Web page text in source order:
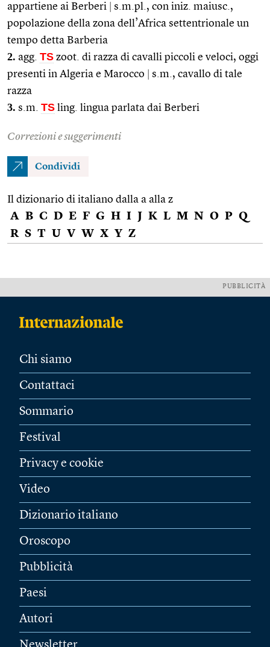
appartiene ai Berberi
s.m.pl., con iniz. maiusc.,
popolazione della zona dell’Africa settentrionale un
tempo detta Barberia
2. agg. TS zoot. di razza di cavalli piccoli e veloci, oggi
presenti in Algeria e Marocco
s.m., cavallo di tale
razza
3. s.m. TS ling. lingua parlata dai Berberi
Correzioni e suggerimenti
Condividi
Il dizionario di italiano dalla a alla z
A B C D E F G H I J K L M N O P Q
R S T U V W X Y Z
PUBBLICITÀ
Chi siamo
Contattaci
Sommario
Festival
Privacy e cookie
Video
Dizionario italiano
Oroscopo
Pubblicità
Paesi
Autori